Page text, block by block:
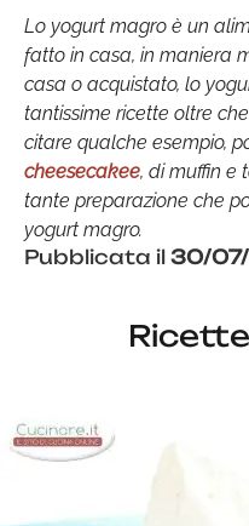
Lo yogurt magro è un
fatto in casa, in maniera
casa o acquistato, lo
tantissime ricette oltre
citare qualche esempio,
cheesecakee, di muffin e
tante preparazione che
yogurt magro.
Pubblicata il 30/